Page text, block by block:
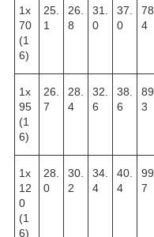
1х
70
(1
6)
25.
1
26.
8
31.
0
37.
0
78
4
1х
95
(1
6)
26.
7
28.
4
32.
6
38.
6
89
3
1х
12
0
(1
6)
28.
0
30.
2
34.
4
40.
4
99
7